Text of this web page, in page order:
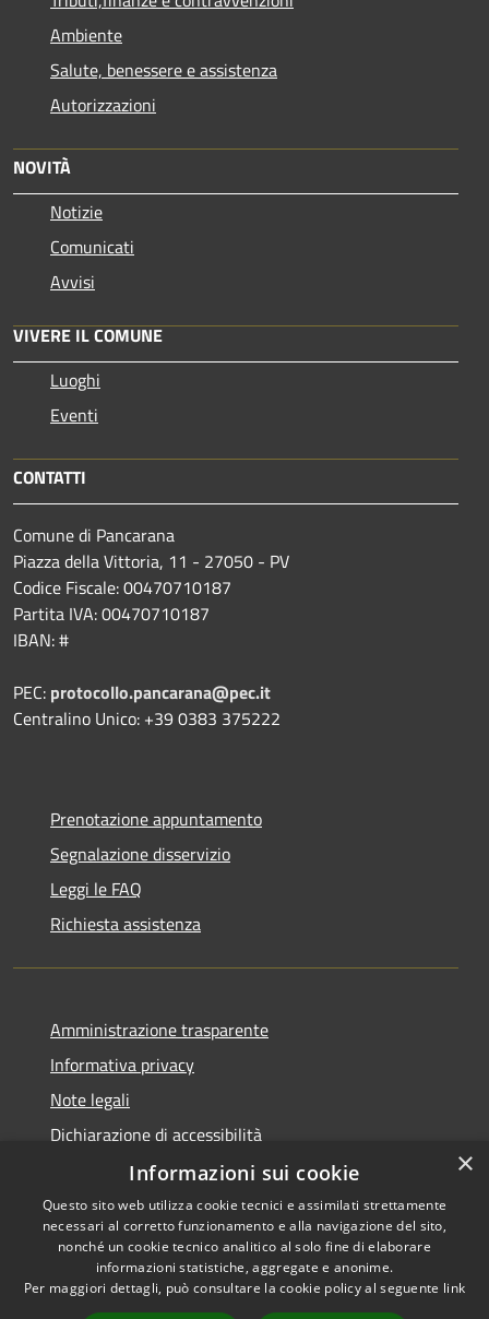
Ambiente
Salute, benessere e assistenza
Autorizzazioni
NOVITÀ
Notizie
Comunicati
Avvisi
VIVERE IL COMUNE
Luoghi
Eventi
CONTATTI
Comune di Pancarana
Piazza della Vittoria, 11 - 27050 - PV
Codice Fiscale: 00470710187
Partita IVA: 00470710187
IBAN: #
PEC: protocollo.pancarana@pec.it
Centralino Unico: +39 0383 375222
Prenotazione appuntamento
Segnalazione disservizio
Leggi le FAQ
Richiesta assistenza
Amministrazione trasparente
Informativa privacy
Note legali
Dichiarazione di accessibilità
Accessibilità
Privacy
Copyright © 2026 • Comune di
Pancarana • Powered by
Municipium•Accesso
×
Informazioni sui cookie
Questo sito web utilizza cookie tecnici e assimilati strettamente
necessari al corretto funzionamento e alla navigazione del sito,
nonché un cookie tecnico analitico al solo fine di elaborare
informazioni statistiche, aggregate e anonime.
Per maggiori dettagli, può consultare la cookie policy al seguente link